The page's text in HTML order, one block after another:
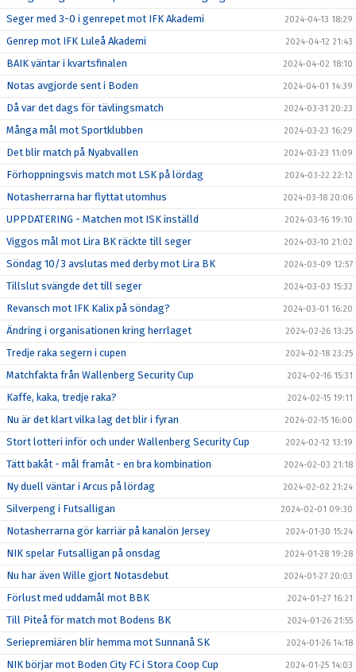
Seger med 3-0 i genrepet mot IFK Akademi 2024-04-13 18:29
Genrep mot IFK Luleå Akademi 2024-04-12 21:43
BAIK väntar i kvartsfinalen 2024-04-02 18:10
Notas avgjorde sent i Boden 2024-04-01 14:39
Då var det dags för tävlingsmatch 2024-03-31 20:23
Många mål mot Sportklubben 2024-03-23 16:29
Det blir match på Nyabvallen 2024-03-23 11:09
Förhoppningsvis match mot LSK på lördag 2024-03-22 22:12
Notasherrarna har flyttat utomhus 2024-03-18 20:06
UPPDATERING - Matchen mot ISK inställd 2024-03-16 19:10
Viggos mål mot Lira BK räckte till seger 2024-03-10 21:02
Söndag 10/3 avslutas med derby mot Lira BK 2024-03-09 12:57
Tillslut svängde det till seger 2024-03-03 15:32
Revansch mot IFK Kalix på söndag? 2024-03-01 16:20
Ändring i organisationen kring herrlaget 2024-02-26 13:25
Tredje raka segern i cupen 2024-02-18 23:25
Matchfakta från Wallenberg Security Cup 2024-02-16 15:31
Kaffe, kaka, tredje raka? 2024-02-15 19:11
Nu är det klart vilka lag det blir i fyran 2024-02-15 16:00
Stort lotteri inför och under Wallenberg Security Cup 2024-02-12 13:19
Tätt bakåt - mål framåt - en bra kombination 2024-02-03 21:18
Ny duell väntar i Arcus på lördag 2024-02-02 21:24
Silverpeng i Futsalligan 2024-02-01 09:30
Notasherrarna gör karriär på kanalön Jersey 2024-01-30 15:24
NIK spelar Futsalligan på onsdag 2024-01-28 19:28
Nu har även Wille gjort Notasdebut 2024-01-27 20:03
Förlust med uddamål mot BBK 2024-01-27 16:21
Till Piteå för match mot Bodens BK 2024-01-26 21:55
Seriepremiären blir hemma mot Sunnanå SK 2024-01-26 14:18
NIK börjar mot Boden City FC i Stora Coop Cup 2024-01-25 14:03